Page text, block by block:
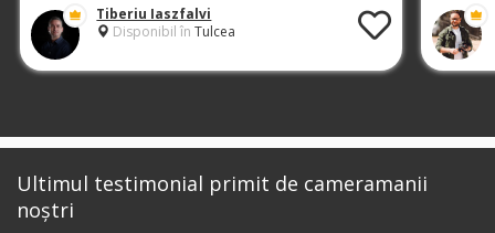
Tiberiu Iaszfalvi
Disponibil în Tulcea
Ultimul testimonial primit de cameramanii
noștri